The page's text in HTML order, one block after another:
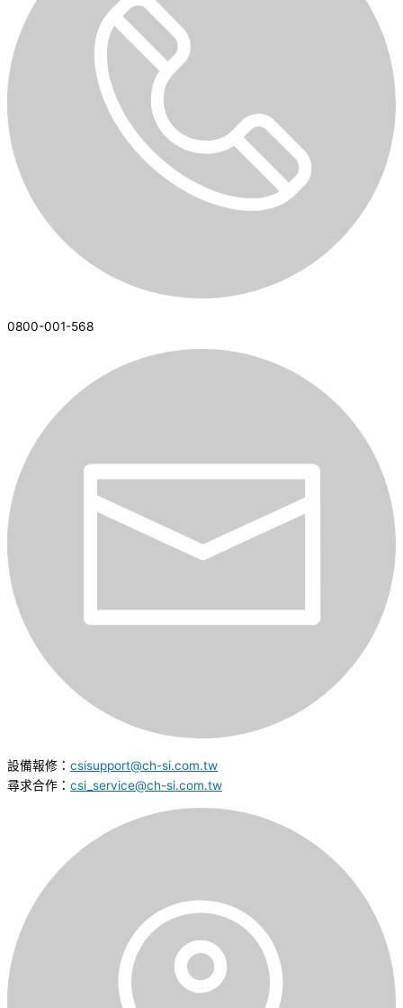
0800-001-568
設備報修： csisupport@ch-si.com.tw
尋求合作： csi_service@ch-si.com.tw